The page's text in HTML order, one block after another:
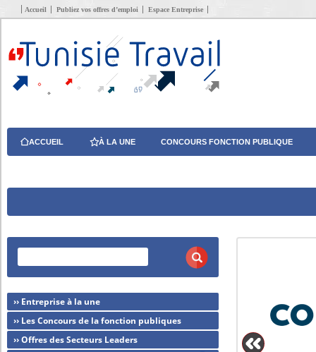
Accueil Publiez vos offres d’emploi Espace Entreprise
ACCUEIL À LA UNE CONCOURS FONCTION PUBLIQUE
›› Entreprise à la une
›› Les Concours de la fonction publiques
›› Offres des Secteurs Leaders